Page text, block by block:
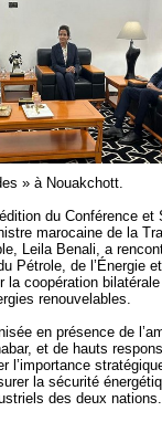
» à Nouakchott.
du Conférence et
marocaine de la
Leila Benali, a
Pétrole, de l’Énergie
la coopération
renouvelables.
en présence de
et de hauts
l’importance
la sécurité
des deux nations.